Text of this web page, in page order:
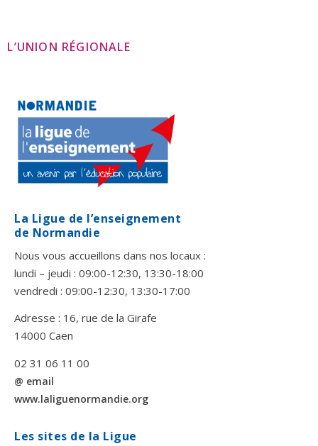
L’UNION RÉGIONALE
La Ligue de l’enseignement
de Normandie
Nous vous accueillons dans nos locaux :
lundi – jeudi : 09:00-12:30, 13:30-18:00
vendredi : 09:00-12:30, 13:30-17:00
Adresse : 16, rue de la Girafe
14000 Caen
02 31 06 11 00
@ email
www.laliguenormandie.org
Les sites de la Ligue